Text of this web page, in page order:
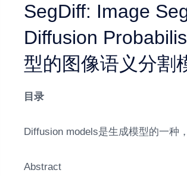
SegDiff: Image
Diffusion
型的图像语义分割
目录
Diffusion models是生成模型的一种
Abstract